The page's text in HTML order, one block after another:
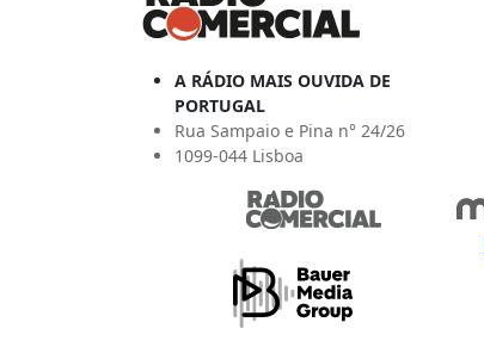
A RÁDIO MAIS OUVIDA DE
PORTUGAL
Rua Sampaio e Pina n° 24/26
1099-044 Lisboa